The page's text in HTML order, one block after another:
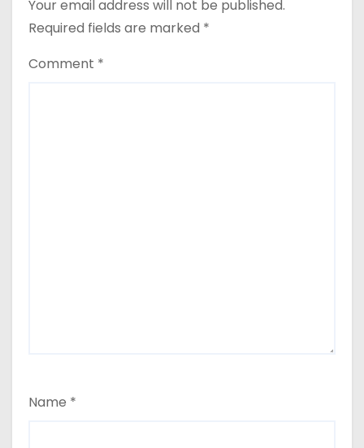
Your email address will not be published.
Required fields are marked *
Comment *
Name *